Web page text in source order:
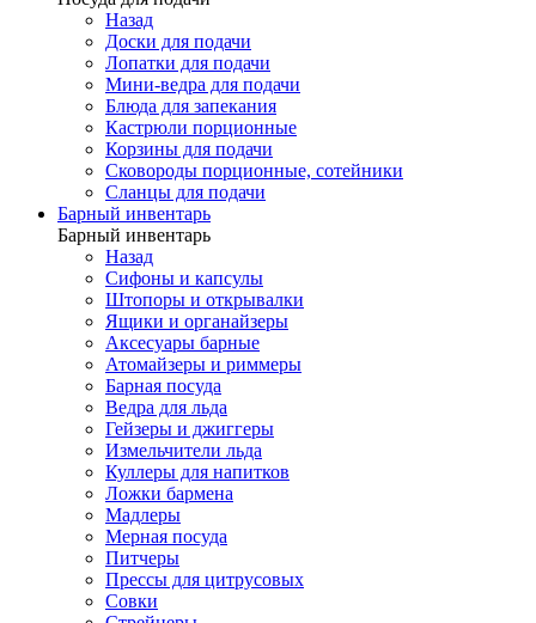
Назад
Доски для подачи
Лопатки для подачи
Мини-ведра для подачи
Блюда для запекания
Кастрюли порционные
Корзины для подачи
Сковороды порционные, сотейники
Сланцы для подачи
Барный инвентарь
Барный инвентарь
Назад
Сифоны и капсулы
Штопоры и открывалки
Ящики и органайзеры
Аксесуары барные
Атомайзеры и риммеры
Барная посуда
Ведра для льда
Гейзеры и джиггеры
Измельчители льда
Куллеры для напитков
Ложки бармена
Мадлеры
Мерная посуда
Питчеры
Прессы для цитрусовых
Совки